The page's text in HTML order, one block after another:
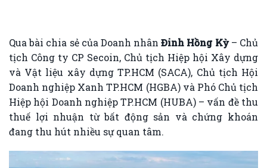
Qua bài chia sẻ của Doanh nhânĐinh Hồng Kỳ– Chủ
tịch Công ty CP Secoin, Chủ tịch Hiệp hội Xây dựng
và Vật liệu xây dựng TP.HCM (SACA), Chủ tịch Hội
Doanh nghiệp Xanh TP.HCM (HGBA) và Phó Chủ tịch
Hiệp hội Doanh nghiệp TP.HCM (HUBA) – vấn đề thu
thuế lợi nhuận từ bất động sản và chứng khoán
đang thu hút nhiều sự quan tâm.